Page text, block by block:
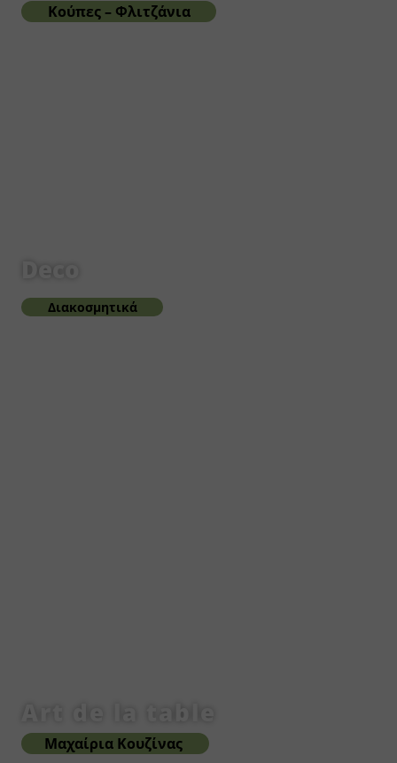
Κούπες – Φλιτζάνια
Deco
Διακοσμητικά
Art de la table
Μαχαίρια Κουζίνας